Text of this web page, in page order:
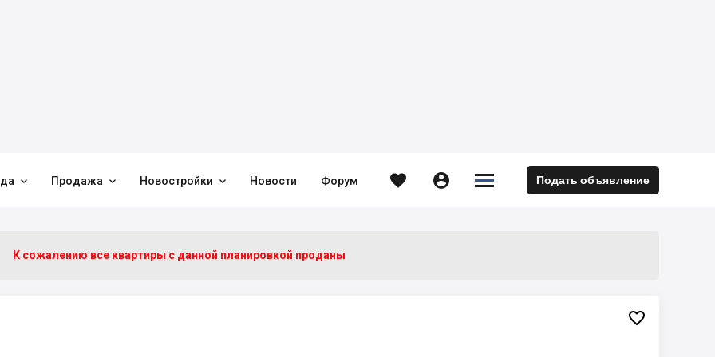
 Продажа  Новостройки  Новости Форум   

 Подать объявление
К сожалению все квартиры c данной планировкой проданы
